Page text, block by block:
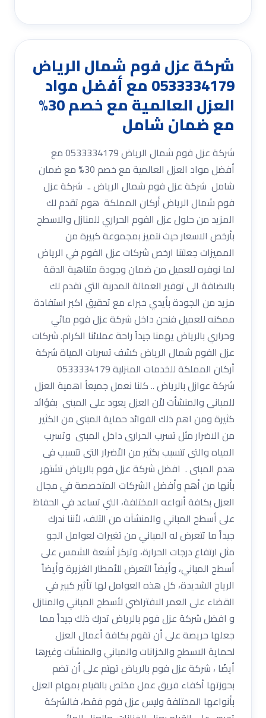
شركة عزل فوم شمال الرياض
0533334179 مع أفضل مواد
العزل العالمية مع خصم 30%
مع ضمان شامل
شركة عزل فوم شمال الرياض 0533334179 مع
أفضل مواد العزل العالمية مع خصم 30% مع ضمان
شامل شركة عزل فوم شمال الرياض .. شركة عزل
فوم شمال الرياض أركان المملكة هوم تقدم لك
المزيد من حلول عزل الفوم الحراري للمنازل والاسطح
بأرخص الاسعار حيث نتميز بمجموعة كبيرة من
المميزات جعلتنا ارخص شركات عزل الفوم في الرياض
لما نوفره للعميل من ضمان وجودة متناهية الدقة
بالاضافة الى توفير العمالة المدربة التي تقدم لك
مزيد من الجودة بأيدي خبراء مع تحقيق اكبر استفادة
ممكنه للعميل فنحن داخل شركة عزل فوم مائي
وحراري بالرياض يهمنا جيداً راحة عملائنا الكرام. شركات
عزل الفوم شمال الرياض كشف تسربات المياة شركة
شركة عوازل بالرياض .. كلنا نعمل جميعاُ اهمية العزل
للمبانى والمنشأت لاْن العزل يعود على المبنى بفؤائد
كثيرة ومن اهم ذلك الفوائد حماية المبنى من الكثير
من الاضرار مثل تسرب الحرارى داخل المبنى وتسرب
المياه والتى تتسبب بكثير من الاْضرار التى تتسبب فى
هدم المبنى . افضل شركة عزل فوم بالرياض تشتهر
بأنها من أهم وأفضل الشركات المتخصصة في مجال
العزل بكافة أنواعه المختلفة، التي تساعد في الحفاظ
على أسطح المباني والمنشآت من التلف، لأننا ندرك
جيداً ما تتعرض له المباني من تغيرات لعوامل الجو
مثل ارتفاع درجات الحرارة، وتركز أشعة الشمس على
أسطح المباني، وأيضاً التعرض للأمطار الغزيرة وأيضاً
الرياح الشديدة، كل هذه العوامل لها تأثير كبير في
القضاء على العمر الافتراضي لأسطح المباني والمنازل
و افضل شركة عزل فوم بالرياض تدرك ذلك جيداً مما
جعلها حريصة على أن تقوم بكافة أعمال العزل
لحماية الاسطح والخزانات والمباني والمنشآت وغيرها
أيضًا ، شركة عزل فوم بالرياض تهتم على أن تضم
بحوزتها أكفاء فريق عمل مختص بالقيام بمهام العزل
بأنواعها المختلفة وليس عزل فوم فقط، فالشركة